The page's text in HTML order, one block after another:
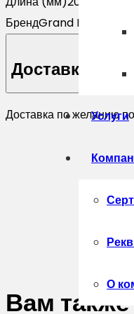
Услуги
О
БрендGrand Line
Доставка
Доставка по желанию
Вам